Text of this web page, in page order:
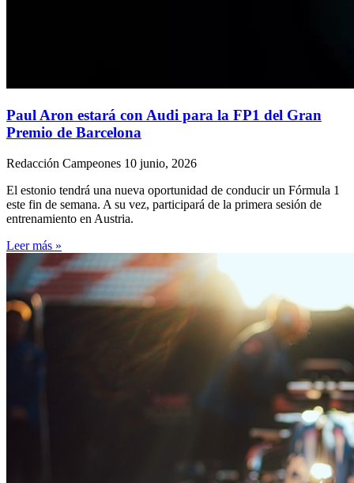
Paul Aron estará con Audi para la FP1 del Gran
Premio de Barcelona
Redacción Campeones 10 junio, 2026
El estonio tendrá una nueva oportunidad de conducir un Fórmula 1
este fin de semana. A su vez, participará de la primera sesión de
entrenamiento en Austria.
Leer más »